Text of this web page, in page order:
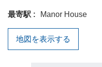
最寄駅 Manor House
地図を表示する